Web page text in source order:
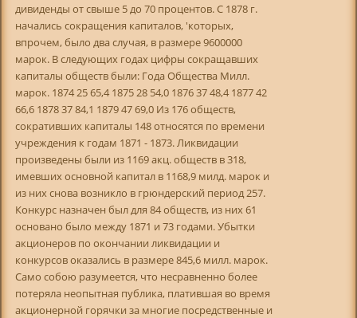
дивиденды от свыше 5 до 70 процентов. С 1878 г.
начались сокращения капиталов, 'которых,
впрочем, было два случая, в размере 9600000
марок. В следующих годах цифры сокращавших
капиталы обществ были: Года Общества Милл.
марок. 1874 25 65,4 1875 28 54,0 1876 37 48,4 1877 42
66,6 1878 37 84,1 1879 47 69,0 Из 176 обществ,
сокративших капиталы 148 относятся по времени
учреждения к годам 1871 - 1873. Ликвидации
произведены были из 1169 акц. обществ в 318,
имевших основной капитал в 1168,9 милд. марок и
из них снова возникло в грюндерский период 257.
Конкурс назначен был для 84 обществ, из них 61
основано было между 1871 и 73 годами. Убытки
акционеров по окончании ликвидации и
конкурсов оказались в размере 845,6 милл. марок.
Само собою разумеется, что несравненно более
потеряла неопытная публика, платившая во время
акционерной горячки за многие посредственные и